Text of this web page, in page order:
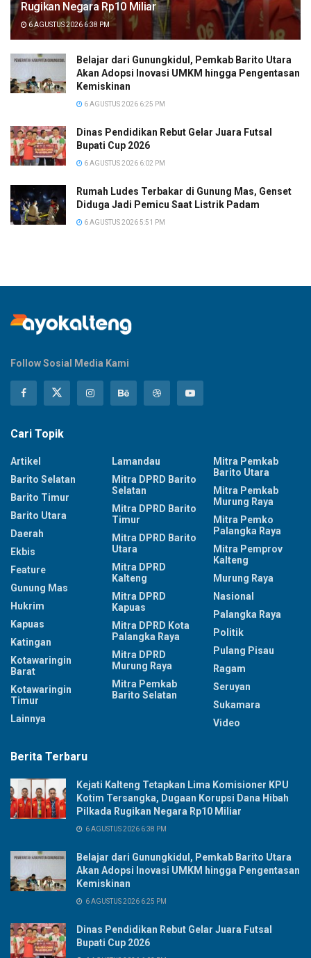
Rugikan Negara Rp10 Miliar
6 AGUSTUS 2026 6:38 PM
Belajar dari Gunungkidul, Pemkab Barito Utara
Akan Adopsi Inovasi UMKM hingga Pengentasan
Kemiskinan
6 AGUSTUS 2026 6:25 PM
Dinas Pendidikan Rebut Gelar Juara Futsal
Bupati Cup 2026
6 AGUSTUS 2026 6:02 PM
Rumah Ludes Terbakar di Gunung Mas, Genset
Diduga Jadi Pemicu Saat Listrik Padam
6 AGUSTUS 2026 5:51 PM
Follow Sosial Media Kami
Cari Topik
Artikel
Barito Selatan
Barito Timur
Barito Utara
Daerah
Ekbis
Feature
Gunung Mas
Hukrim
Kapuas
Katingan
Kotawaringin
Barat
Kotawaringin
Timur
Lainnya
Lamandau
Mitra DPRD Barito
Selatan
Mitra DPRD Barito
Timur
Mitra DPRD Barito
Utara
Mitra DPRD
Kalteng
Mitra DPRD
Kapuas
Mitra DPRD Kota
Palangka Raya
Mitra DPRD
Murung Raya
Mitra Pemkab
Barito Selatan
Mitra Pemkab
Barito Utara
Mitra Pemkab
Murung Raya
Mitra Pemko
Palangka Raya
Mitra Pemprov
Kalteng
Murung Raya
Nasional
Palangka Raya
Politik
Pulang Pisau
Ragam
Seruyan
Sukamara
Video
Berita Terbaru
Kejati Kalteng Tetapkan Lima Komisioner KPU
Kotim Tersangka, Dugaan Korupsi Dana Hibah
Pilkada Rugikan Negara Rp10 Miliar
6 AGUSTUS 2026 6:38 PM
Belajar dari Gunungkidul, Pemkab Barito Utara
Akan Adopsi Inovasi UMKM hingga Pengentasan
Kemiskinan
6 AGUSTUS 2026 6:25 PM
Dinas Pendidikan Rebut Gelar Juara Futsal
Bupati Cup 2026